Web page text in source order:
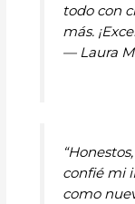
todo con
más.
— Laura
confié mi
como